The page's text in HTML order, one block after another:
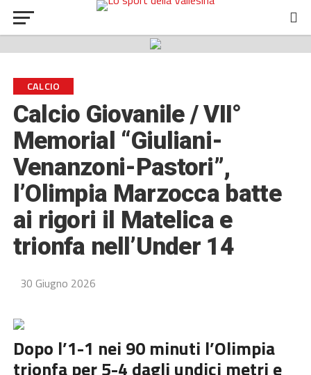
CALCIO
Calcio Giovanile / VII°
Memorial “Giuliani-
Venanzoni-Pastori”,
l’Olimpia Marzocca batte
ai rigori il Matelica e
trionfa nell’Under 14
30 Giugno 2026
Dopo l’1-1 nei 90 minuti l’Olimpia
trionfa per 5-4 dagli undici metri e